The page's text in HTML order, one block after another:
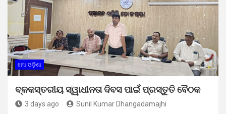
ମୋ ଓଡ଼ିଶା
ବ୍ଳକସ୍ତରୀୟ ସ୍ୱାଧୀନତା ଦିବସ ପାଇଁ ପ୍ରସ୍ତୁତି ବୈଠକ
3 days ago Sunil Kumar Dhangadamajhi